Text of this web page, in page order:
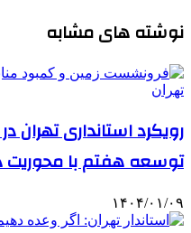
نوشته های مشابه
رویکرد استانداری تهران
توسعه هفتم با محوریت
۱۴۰۴/۰۱/۰۹